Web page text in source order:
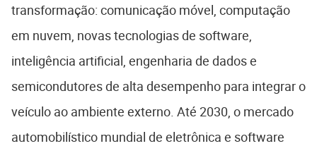
transformação: comunicação móvel, computação
em nuvem, novas tecnologias de software,
inteligência artificial, engenharia de dados e
semicondutores de alta desempenho para integrar o
veículo ao ambiente externo. Até 2030, o mercado
automobilístico mundial de eletrônica e software